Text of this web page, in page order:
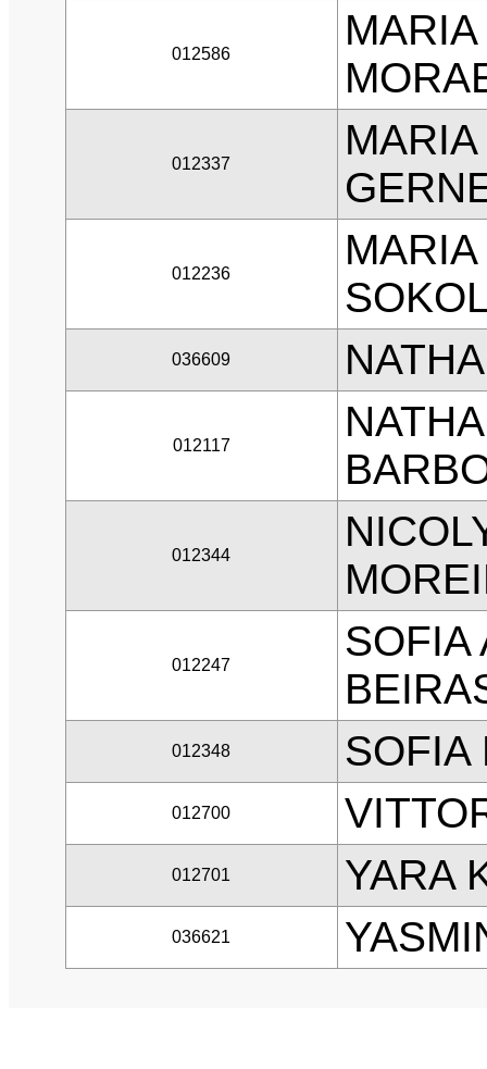
012586
012337
012236
036609
012117
012344
012247
SOFIA
012348 SOFIA
012700
012701 YARA
036621